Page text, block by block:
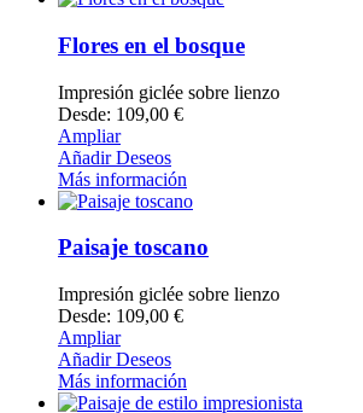
Flores en el bosque
Impresión giclée sobre lienzo
Desde: 109,00 €
Ampliar
Añadir Deseos
Más información
Paisaje toscano
Impresión giclée sobre lienzo
Desde: 109,00 €
Ampliar
Añadir Deseos
Más información